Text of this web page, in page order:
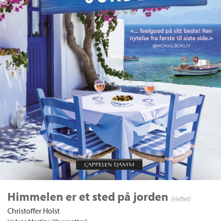
Himmelen er et sted på jorden (Heftet)
Christoffer Holst